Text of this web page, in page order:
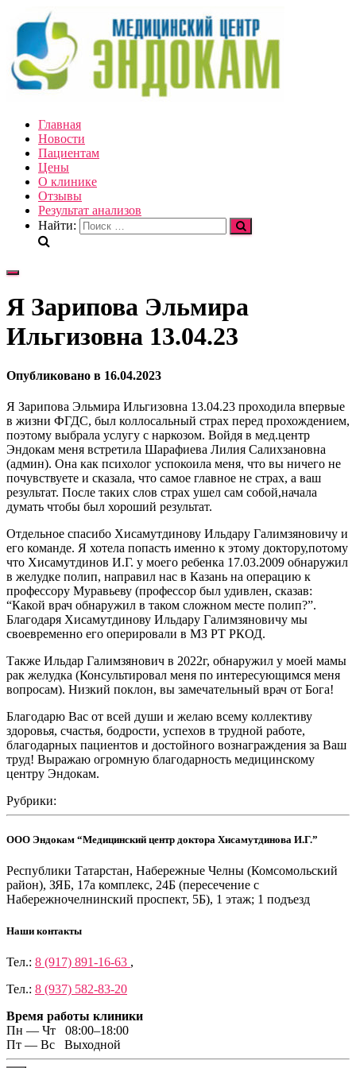
Главная
Новости
Пациентам
Цены
О клинике
Отзывы
Результат анализов
Найти:
Переключить
Я Зарипова Эльмира
Ильгизовна 13.04.23
Опубликовано в 16.04.2023
Я Зарипова Эльмира Ильгизовна 13.04.23 проходила впервые
в жизни ФГДС, был коллосальный страх перед прохождением,
поэтому выбрала услугу с наркозом. Войдя в мед.центр
Эндокам меня встретила Шарафиева Лилия Салихзановна
(админ). Она как психолог успокоила меня, что вы ничего не
почувствуете и сказала, что самое главное не страх, а ваш
результат. После таких слов страх ушел сам собой,начала
думать чтобы был хороший результат.
Отдельное спасибо Хисамутдинову Ильдару Галимзяновичу и
его команде. Я хотела попасть именно к этому доктору,потому
что Хисамутдинов И.Г. у моего ребенка 17.03.2009 обнаружил
в желудке полип, направил нас в Казань на операцию к
профессору Муравьеву (профессор был удивлен, сказав:
“Какой врач обнаружил в таком сложном месте полип?”.
Благодаря Хисамутдинову Ильдару Галимзяновичу мы
своевременно его оперировали в МЗ РТ РКОД.
Также Ильдар Галимзянович в 2022г, обнаружил у моей мамы
рак желудка (Консультировал меня по интересующимся меня
вопросам). Низкий поклон, вы замечательный врач от Бога!
Благодарю Вас от всей души и желаю всему коллективу
здоровья, счастья, бодрости, успехов в трудной работе,
благодарных пациентов и достойного вознаграждения за Ваш
труд! Выражаю огромную благодарность медицинскому
центру Эндокам.
Рубрики:
ООО Эндокам “Медицинский центр доктора Хисамутдинова И.Г.”
Республики Татарстан, Набережные Челны (Комсомольский
район), ЗЯБ, 17а комплекс, 24Б (пересечение с
Набережночелнинский проспект, 5Б), 1 этаж; 1 подъезд
Наши контакты
Тел.: 8 (917) 891-16-63 ,
Тел.: 8 (937) 582-83-20
Время работы клиники
Пн — Чт 08:00–18:00
Пт — Вс Выходной